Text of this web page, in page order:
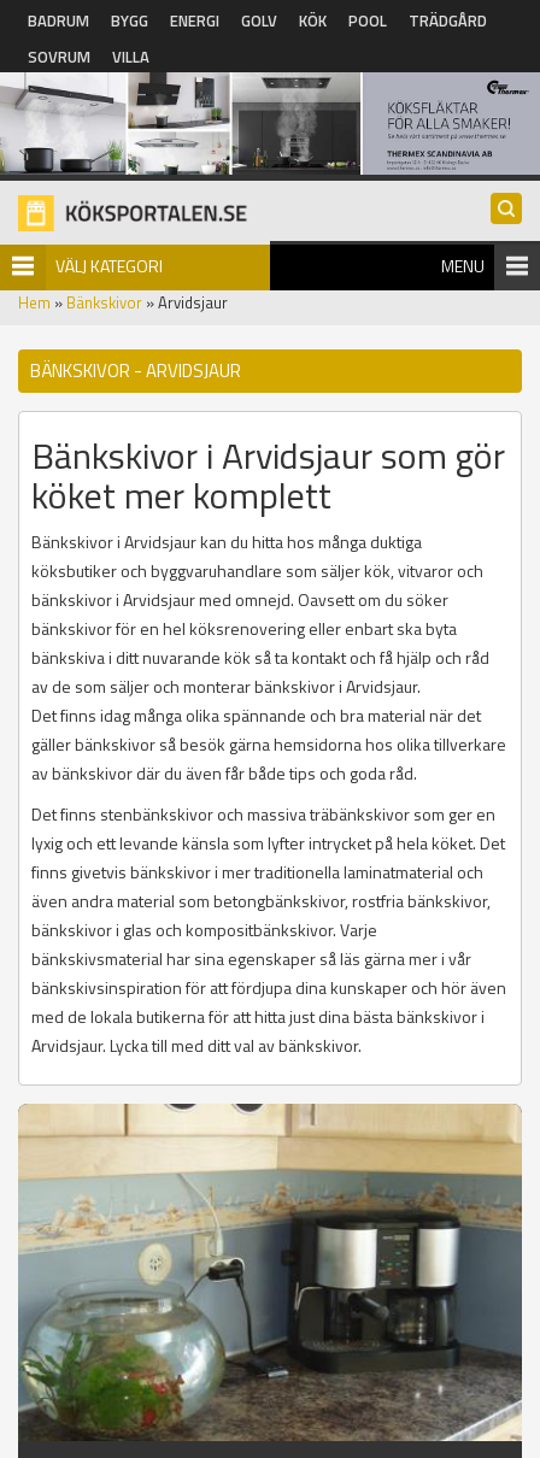
Hoppa till huvudinnehåll
BADRUM BYGG ENERGI GOLV KÖK POOL
TRÄDGÅRD
SOVRUM
VILLA
VÄLJ KATEGORI MENU
Hem » Bänkskivor » Arvidsjaur
BÄNKSKIVOR - ARVIDSJAUR
Bänkskivor i Arvidsjaur som gör
köket mer komplett
Bänkskivor i Arvidsjaur kan du hitta hos många duktiga
köksbutiker och byggvaruhandlare som säljer kök, vitvaror och
bänkskivor i Arvidsjaur med omnejd. Oavsett om du söker
bänkskivor för en hel köksrenovering eller enbart ska byta
bänkskiva i ditt nuvarande kök så ta kontakt och få hjälp och råd
av de som säljer och monterar bänkskivor i Arvidsjaur.
Det finns idag många olika spännande och bra material när det
gäller bänkskivor så besök gärna hemsidorna hos olika tillverkare
av bänkskivor där du även får både tips och goda råd.
Det finns stenbänkskivor och massiva träbänkskivor som ger en
lyxig och ett levande känsla som lyfter intrycket på hela köket. Det
finns givetvis bänkskivor i mer traditionella laminatmaterial och
även andra material som betongbänkskivor, rostfria bänkskivor,
bänkskivor i glas och kompositbänkskivor. Varje
bänkskivsmaterial har sina egenskaper så läs gärna mer i vår
bänkskivsinspiration för att fördjupa dina kunskaper och hör även
med de lokala butikerna för att hitta just dina bästa bänkskivor i
Arvidsjaur. Lycka till med ditt val av bänkskivor.